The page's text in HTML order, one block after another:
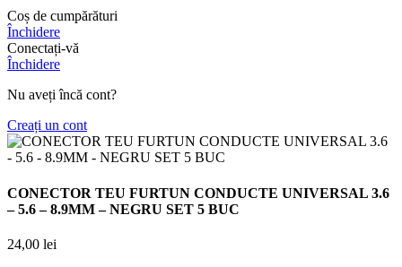
Coș de cumpărături
Închidere
Conectați-vă
Închidere
Nu aveți încă cont?
Creați un cont
CONECTOR TEU FURTUN CONDUCTE UNIVERSAL 3.6
– 5.6 – 8.9MM – NEGRU SET 5 BUC
24,00 lei